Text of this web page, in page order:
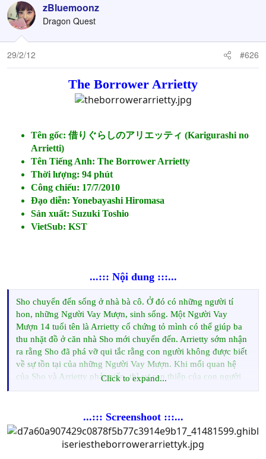
zBluemoonz
Dragon Quest
29/2/12 #626
The Borrower Arrietty
Tên gốc: 借りぐらしのアリエッティ (Karigurashi no
Arrietti)
Tên Tiếng Anh: The Borrower Arrietty
Thời lượng: 94 phút
Công chiếu: 17/7/2010
Đạo diễn: Yonebayashi Hiromasa
Sản xuất: Suzuki Toshio
VietSub: KST
...::: Nội dung :::...
Sho chuyển đến sống ở nhà bà cô. Ở đó có những người tí
hon, những Người Vay Mượn, sinh sống. Một Người Vay
Mượn 14 tuổi tên là Arrietty cố chứng tỏ mình có thể giúp ba
thu nhặt đồ ở căn nhà Sho mới chuyển đến. Arrietty sớm nhận
ra rằng Sho đã phá vỡ qui tắc rằng con người không được biết
về sự tồn tại của những Người Vay Mượn. Khi mối quan hệ
của Sho và Arrietty phát triển, thì sự can thiệp của con người
Click to expand...
...::: Screenshoot :::...